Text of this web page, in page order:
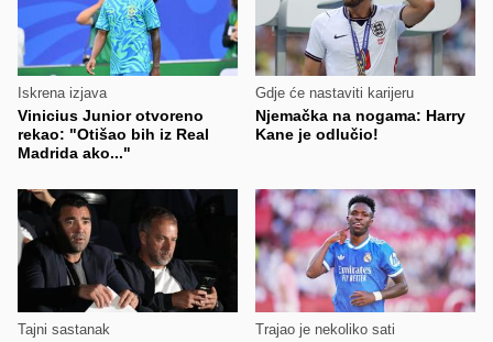
Iskrena izjava
Vinicius Junior otvoreno
rekao: "Otišao bih iz Real
Madrida ako..."
Gdje će nastaviti karijeru
Njemačka na nogama: Harry
Kane je odlučio!
Tajni sastanak Trajao je nekoliko sati